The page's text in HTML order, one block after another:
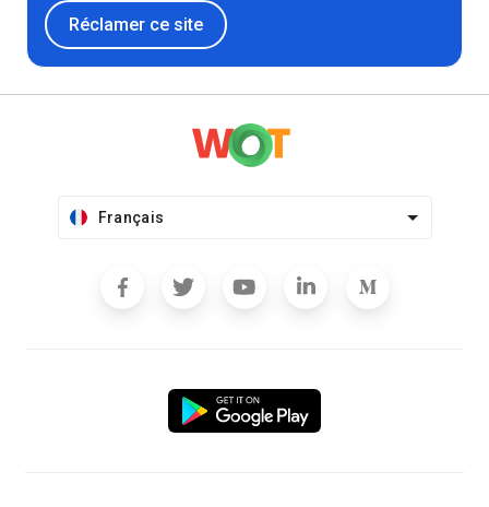
Réclamer ce site
Français